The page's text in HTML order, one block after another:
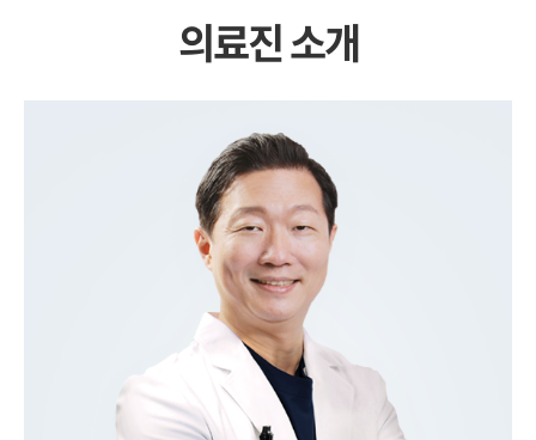
의료진 소개